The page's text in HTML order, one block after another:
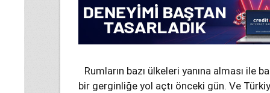
Rumların bazı ülkeleri yanına alması ile
bir gerginliğe yol açtı önceki gün. Ve